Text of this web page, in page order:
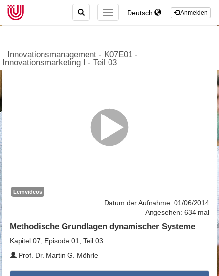
Anmelden
Deutsch
TOGGLE
NAVIGATION
TOGGLE
SEARCH
Innovationsmanagement - K07E01 -
Innovationsmarketing I - Teil 03
Lernvideos
Datum der Aufnahme: 01/06/2014
Angesehen: 634 mal
Methodische Grundlagen dynamischer Systeme
Kapitel 07, Episode 01, Teil 03
Prof. Dr. Martin G. Möhrle